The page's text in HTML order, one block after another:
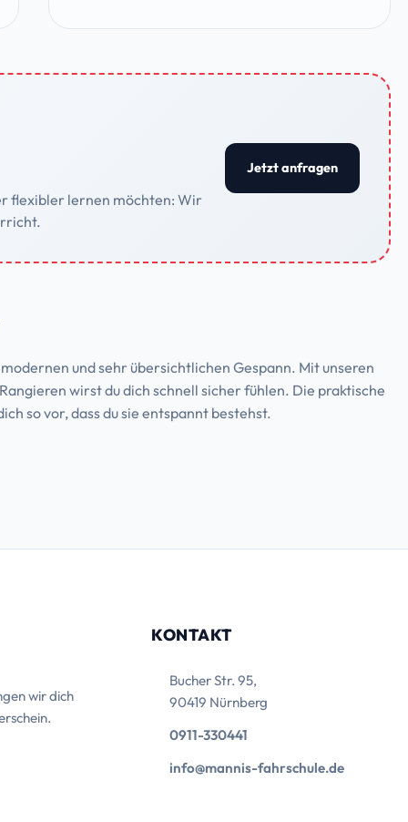
flexibler lernen möchten: Wir
Jetzt anfragen
und sehr übersichtlichen Gespann. Mit unseren
wirst du dich schnell sicher fühlen. Die praktische
so vor, dass du sie entspannt bestehst.
wir dich
KONTAKT
Bucher Str. 95,
90419 Nürnberg
0911-330441
info@mannis-fahrschule.de